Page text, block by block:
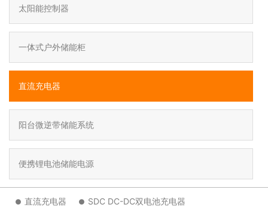
太阳能控制器
一体式户外储能柜
直流充电器
阳台微逆带储能系统
便携锂电池储能电源
直流充电器 SDC DC-DC双电池充电器